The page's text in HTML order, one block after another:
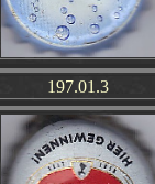
197.01.3